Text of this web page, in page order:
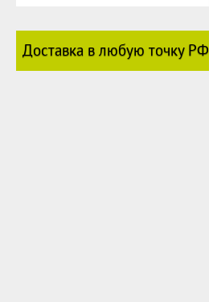
Доставка в любую точку РФ